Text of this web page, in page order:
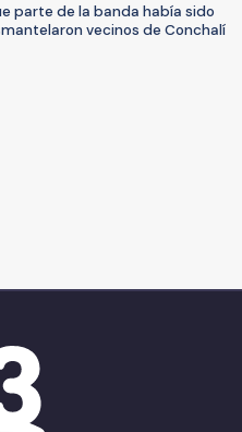
parte de la banda había sido
vecinos de Conchalí